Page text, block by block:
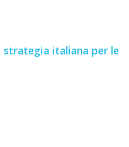
strategia italiana per le